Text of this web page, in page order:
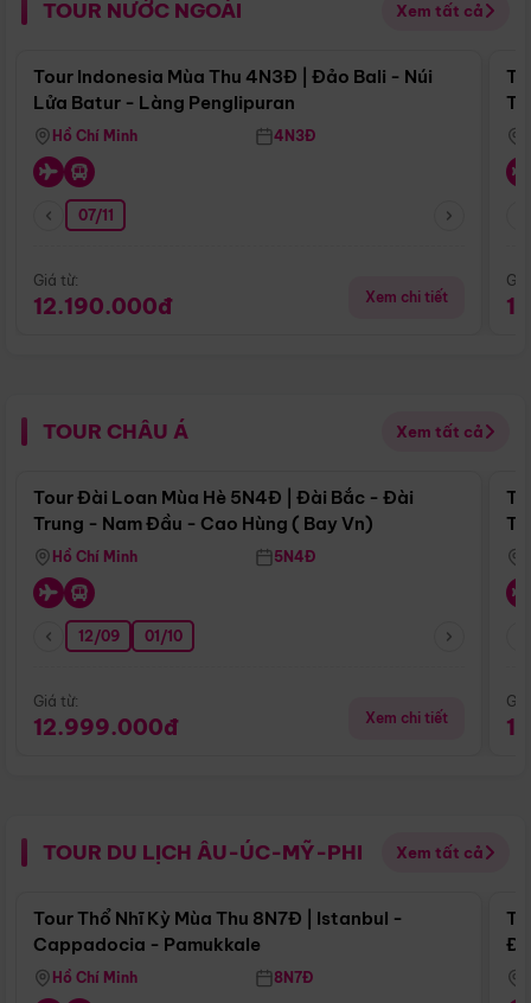
TOUR NƯỚC NGOÀI Xem tất cả
Điểm nổi bật
Tour Indonesia Mùa Thu 4N3Đ | Đảo Bali - Núi
Lửa Batur - Làng Penglipuran
Hồ Chí Minh 4N3Đ
07/11
Giá từ:
12.190.000đ Xem chi tiết
TOUR CHÂU Á Xem tất cả
Điểm nổi bật
Tour Đài Loan Mùa Hè 5N4Đ | Đài Bắc - Đài
Trung - Nam Đầu - Cao Hùng ( Bay Vn)
Hồ Chí Minh 5N4Đ
12/09 01/10
Giá từ:
12.999.000đ Xem chi tiết
TOUR DU LỊCH ÂU-ÚC-MỸ-PHI Xem tất cả
Điểm nổi bật
Tour Thổ Nhĩ Kỳ Mùa Thu 8N7Đ | Istanbul -
Cappadocia - Pamukkale
Hồ Chí Minh 8N7Đ